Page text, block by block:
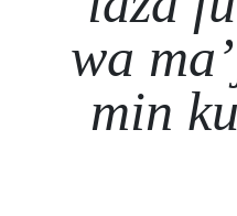
wa
min